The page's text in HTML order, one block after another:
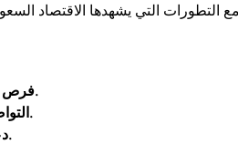
فرص: توسيع آفاقك المهنية مع الشركات المحلية والدولية.
: بناء شبكات مهنية قوية لدعم مسيرتك العملية.
: تعلم كيفية إنشاء وإدارة المشاريع بكفاءة.